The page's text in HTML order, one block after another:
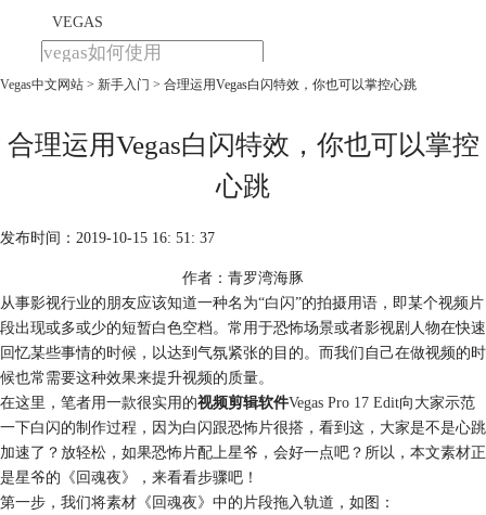
VEGAS
首页
下载
教程
Vegas中文网站 > 新手入门 > 合理运用Vegas白闪特效，你也可以掌控心跳
合理运用Vegas白闪特效，你也可以掌控
心跳
发布时间：2019-10-15 16: 51: 37
作者：青罗湾海豚
从事影视行业的朋友应该知道一种名为“白闪”的拍摄用语，即某个视频片
段出现或多或少的短暂白色空档。常用于恐怖场景或者影视剧人物在快速
回忆某些事情的时候，以达到气氛紧张的目的。而我们自己在做视频的时
候也常需要这种效果来提升视频的质量。
在这里，笔者用一款很实用的视频剪辑软件Vegas Pro 17 Edit向大家示范
一下白闪的制作过程，因为白闪跟恐怖片很搭，看到这，大家是不是心跳
加速了？放轻松，如果恐怖片配上星爷，会好一点吧？所以，本文素材正
是星爷的《回魂夜》，来看看步骤吧！
第一步，我们将素材《回魂夜》中的片段拖入轨道，如图：